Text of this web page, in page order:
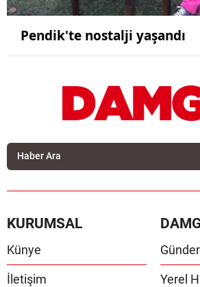
Pendik'te nostalji yaşandı
KURUMSAL
Künye
İletişim Yerel